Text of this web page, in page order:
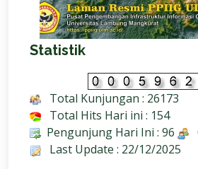
Statistik
Total Kunjungan : 26173
Total Hits Hari ini : 154
Pengunjung Hari Ini : 96
Last Update : 22/12/2025